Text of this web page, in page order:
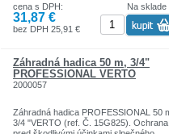
Na sklade
cena s DPH:
31,87 €
bez DPH 25,91 €
Záhradná hadica 50 m, 3/4"
PROFESSIONAL VERTO
2000057
Záhradná hadica PROFESSIONAL 50
3/4 "VERTO (ref. Č. 15G825). Ochrana